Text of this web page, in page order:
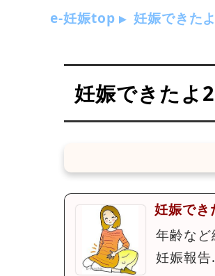
e-妊娠top 妊娠できたよ
妊娠できたよ
妊娠でき
年齢な
妊娠報告